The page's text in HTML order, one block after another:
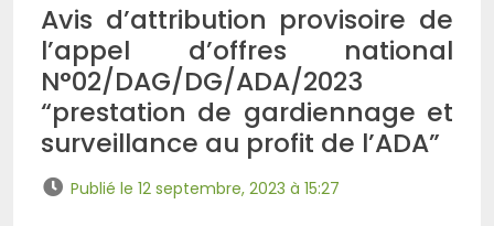
Avis d’attribution provisoire de
l’appel d’offres national
N°02/DAG/DG/ADA/2023
“prestation de gardiennage et
surveillance au profit de l’ADA”
Publié le 12 septembre, 2023 à 15:27